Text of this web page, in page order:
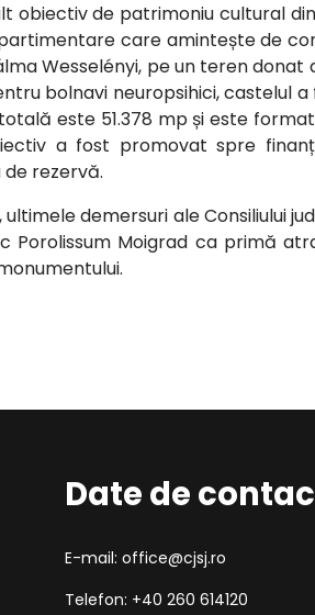
de patrimoniu cultural
care amintește de
Wesselényi, pe un teren donat
bolnavi neuropsihici, castelul
este 51.378 mp și este
a fost promovat spre
rezervă.
demersuri ale Consiliului
Porolissum Moigrad ca primă
Date de
E-mail: office@cjsj.ro
Telefon: +40 260 614120